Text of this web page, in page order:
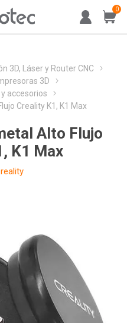
0
3D, Láser y Router CNC
3D
accesorios
Creality K1, K1 Max
Alto Flujo
K1 Max